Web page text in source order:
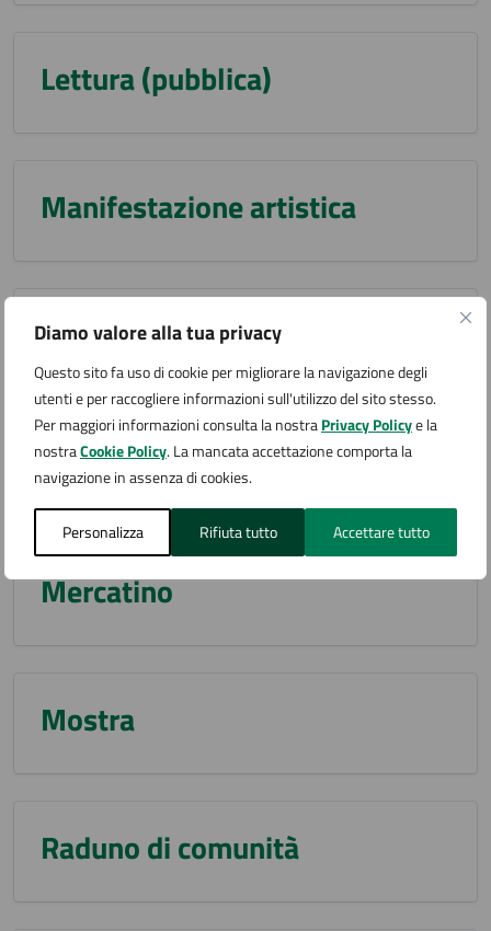
Diamo valore alla tua privacy
Questo sito fa uso di cookie per migliorare la navigazione degli
utenti e per raccogliere informazioni sull'utilizzo del sito stesso.
Per maggiori informazioni consulta la nostraPrivacy Policye la
nostraCookie Policy. La mancata accettazione comporta la
navigazione in assenza di cookies.
Personalizza Rifiuta tutto Accettare tutto
Lettura (pubblica)
Manifestazione artistica
Manifestazione musicale
Manifestazione sportiva
Mercatino
Mostra
Raduno di comunità